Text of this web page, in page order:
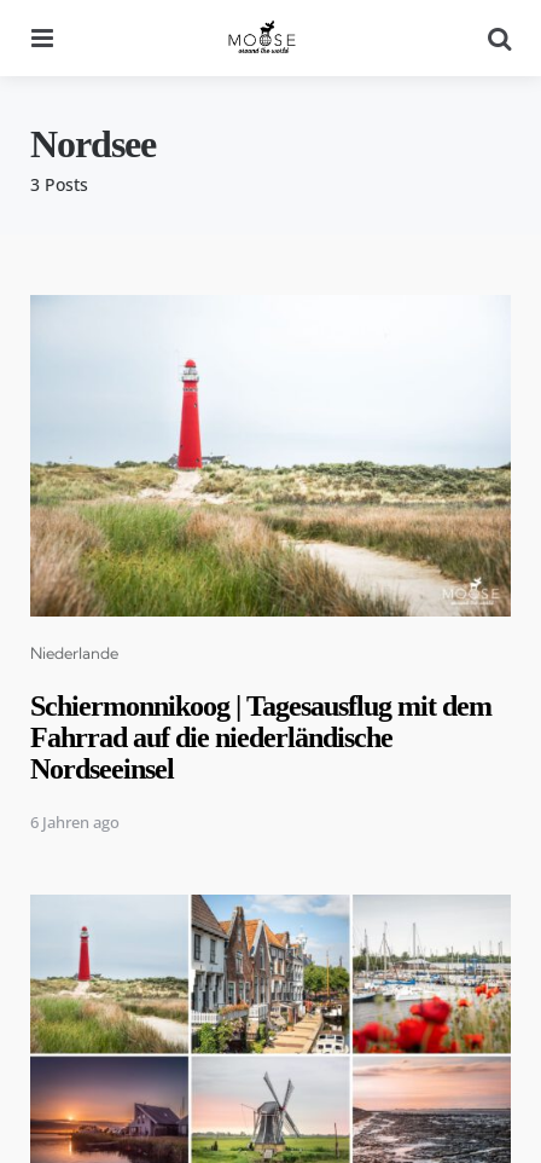
3 Posts
Nordsee
Categories
Niederlande
Schiermonnikoog | Tagesausflug mit dem
Fahrrad auf die niederländische
Nordseeinsel
6 Jahren ago